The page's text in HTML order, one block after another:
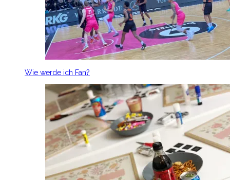
Wie werde ich Fan?